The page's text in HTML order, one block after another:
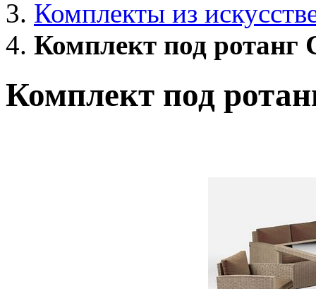
Комплекты из
Комплект под ротанг
Комплект под